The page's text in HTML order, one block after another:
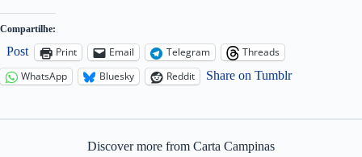
Compartilhe:
Post Print Email Telegram
Threads
WhatsApp
Bluesky Reddit Share on Tumblr
Discover more from Carta Campinas